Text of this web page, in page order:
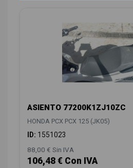
ASIENTO 77200K1ZJ10ZC
HONDA PCX PCX 125 (JK05)
ID: 1551023
88,00 € Sin IVA
106,48 € Con IVA